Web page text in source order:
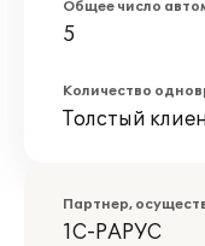
Общее число
5
Количество
Толстый
Партнер,
1С-РАРУС